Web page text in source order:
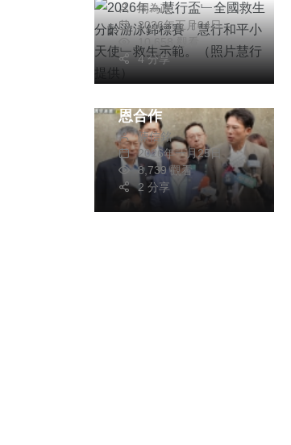
使﹂救生示範。（照
片慧行提供）
周為政
2026年五月04日
10,658 觀看
4 分享
綜合新聞
高雄市長選舉民眾黨
恩合作
陳信銘
2026年一月25日
8,739 觀看
2 分享